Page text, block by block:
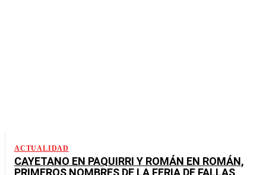
ACTUALIDAD
CAYETANO EN PAQUIRRI Y ROMÁN EN ROMÁN,